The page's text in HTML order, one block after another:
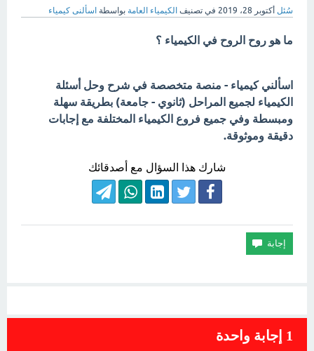
سُئل أكتوبر 28، 2019 في تصنيف الكيمياء العامة بواسطة اسألنى كيمياء
ما هو روح الروح في الكيمياء ؟
اسألني كيمياء - منصة متخصصة في شرح وحل أسئلة
الكيمياء لجميع المراحل (ثانوي - جامعة) بطريقة سهلة
ومبسطة وفي جميع فروع الكيمياء المختلفة مع إجابات
دقيقة وموثوقة.
شارك هذا السؤال مع أصدقائك
1 إجابة واحدة